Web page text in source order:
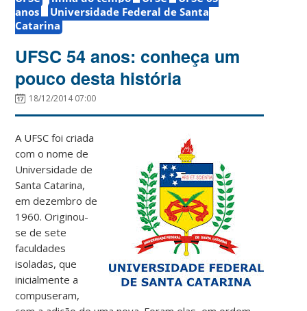
anos
Universidade Federal de Santa
Catarina
UFSC 54 anos: conheça um
pouco desta história
18/12/2014 07:00
A UFSC foi criada
com o nome de
Universidade de
Santa Catarina,
em dezembro de
1960. Originou-
se de sete
faculdades
isoladas, que
inicialmente a
compuseram,